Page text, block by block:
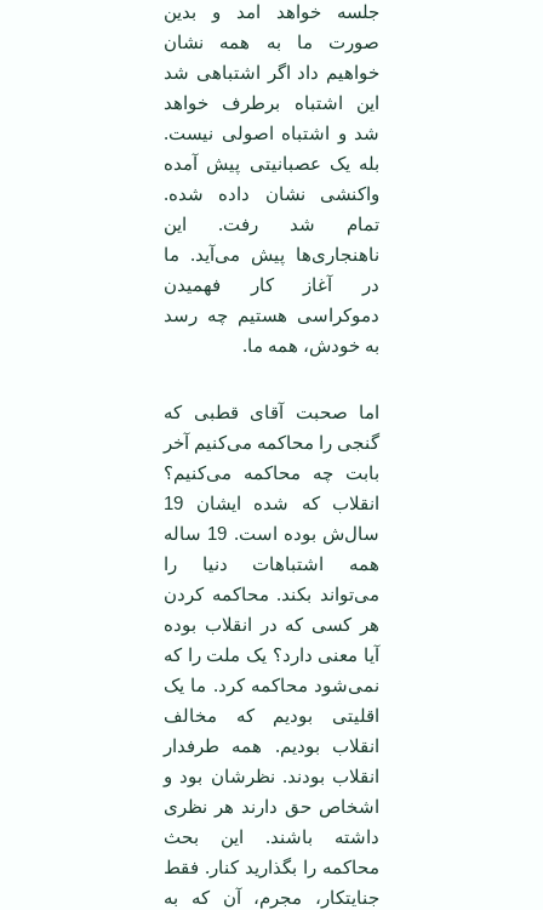
جلسه خواهد امد و بدین
صورت ما به همه نشان
خواهیم داد اگر اشتباهی شد
این اشتباه برطرف خواهد
شد و اشتباه اصولی نیست.
بله یک عصبانیتی پیش آمده
واکنشی نشان داده شده.
تمام شد رفت. این
ناهنجاری‌ها پیش می‌آید. ما
در آغاز کار فهمیدن
دموکراسی هستیم چه رسد
به خودش، همه ما.
اما صحبت آقای قطبی که
گنجی را محاکمه می‌کنیم آخر
بابت چه محاکمه می‌کنیم؟
انقلاب که شده ایشان 19
سال‌ش بوده است. 19 ساله
همه اشتباهات دنیا را
می‌تواند بکند. محاکمه کردن
هر کسی که در انقلاب بوده
آیا معنی دارد؟ یک ملت را که
نمی‌شود محاکمه کرد. ما یک
اقلیتی بودیم که مخالف
انقلاب بودیم. همه طرفدار
انقلاب بودند. نظرشان بود و
اشخاص حق دارند هر نظری
داشته باشند. این بحث
محاکمه را بگذارید کنار. فقط
جنایتکار، مجرم، آن که به